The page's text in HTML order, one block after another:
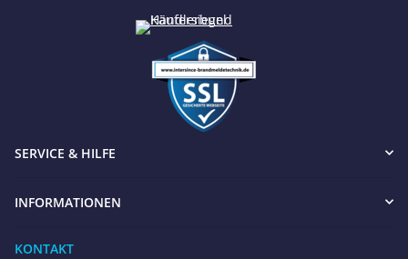
SERVICE & HILFE
INFORMATIONEN
KONTAKT